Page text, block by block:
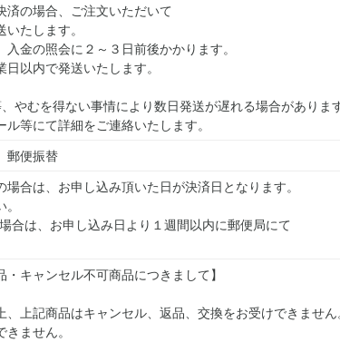
済の場合、ご注文いただいて
たします。
入金の照会に２～３日前後かかります。
以内で発送いたします。
やむを得ない事情により数日発送が遅れる場合があります
等にて詳細をご連絡いたします。
郵便振替
場合は、お申し込み頂いた日が決済日となります。
合は、お申し込み日より１週間以内に郵便局にて
・キャンセル不可商品につきまして】
上記商品はキャンセル、返品、交換をお受けできません
ません。